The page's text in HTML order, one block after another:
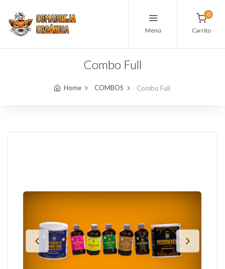
Menú
0
Carrito
Combo Full
Home COMBOS Combo Full